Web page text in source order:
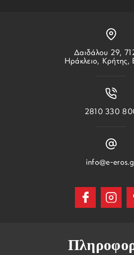
Δαιδάλου 29,
Ηράκλειο, Κρήτης,
2810 330
info@e-